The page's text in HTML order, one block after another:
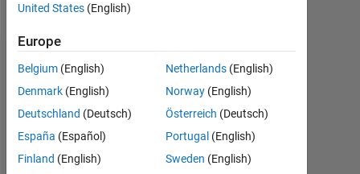
Recommandations
Please
login
to
this
United States (English)
Europe
Belgium (English)
Denmark (English)
Deutschland (Deutsch)
España (Español)
Finland (English)
Netherlands(English)
Norway(English)
Österreich (Deutsch)
Portugal (English)
Sweden (English)